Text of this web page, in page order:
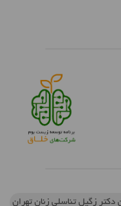
دکتر زگیل تناسلی زنان تهران